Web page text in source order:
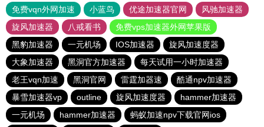
免费vqn外网加速
小蓝鸟 优途加速器官网
风驰加速器
旋风加速器
八戒看书
免费vps加速器外网苹果版
黑豹加速器
一元机场 IOS加速器
旋风加速度器
大象加速器
黑洞官方加速器
每天试用一小时加速器
老王vqn加速
黑洞官网 雷霆加器速
酷通npv加速器
暴雪加速器vp
outline 旋风加速度器
hammer加速器
一元机场
hammer加速器
蚂蚁加速npv下载官网ios